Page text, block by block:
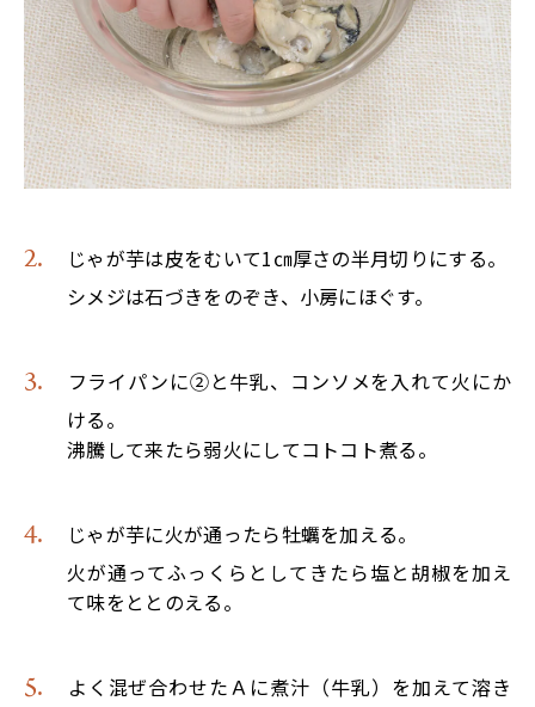
じゃが芋は皮をむいて1㎝厚さの半月切りにする。
シメジは石づきをのぞき、小房にほぐす。
フライパンに②と牛乳、コンソメを入れて火にか
ける。
沸騰して来たら弱火にしてコトコト煮る。
じゃが芋に火が通ったら牡蠣を加える。
火が通ってふっくらとしてきたら塩と胡椒を加え
て味をととのえる。
よく混ぜ合わせたＡに煮汁（牛乳）を加えて溶き